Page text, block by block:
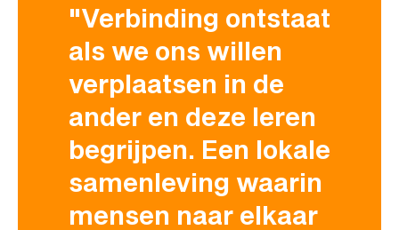
"Verbinding ontstaat
als we ons willen
verplaatsen in de
ander en deze leren
begrijpen. Een lokale
samenleving waarin
mensen naar elkaar